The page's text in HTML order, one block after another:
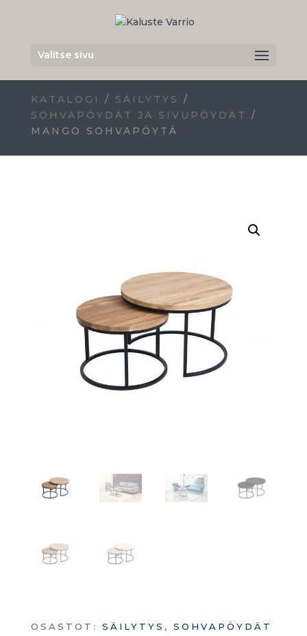
Valitse sivu
KATALOGI / SÄILYTYS
/
SOHVAPÖYDÄT JA SIVUPÖYDÄT
/
MANGO SOHVAPÖYTÄ
OSASTOT: SÄILYTYS , SOHVAPÖYDÄT